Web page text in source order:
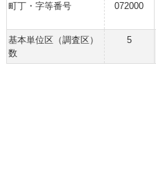
町丁・字等番号 072000
基本単位区（調査区）
数
5